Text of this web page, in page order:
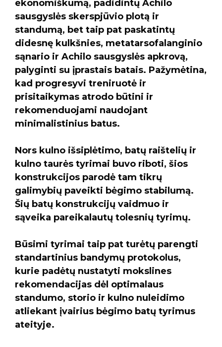
ekonomiškumą, padidintų Achilo
sausgyslės skerspjūvio plotą ir
standumą, bet taip pat paskatintų
didesnę kulkšnies, metatarsofalanginio
sąnario ir Achilo sausgyslės apkrovą,
palyginti su įprastais batais. Pažymėtina,
kad progresyvi treniruotė ir
prisitaikymas atrodo būtini ir
rekomenduojami naudojant
minimalistinius batus.
Nors kulno išsiplėtimo, batų raištelių ir
kulno taurės tyrimai buvo riboti, šios
konstrukcijos parodė tam tikrų
galimybių paveikti bėgimo stabilumą.
Šių batų konstrukcijų vaidmuo ir
sąveika pareikalautų tolesnių tyrimų.
Būsimi tyrimai taip pat turėtų parengti
standartinius bandymų protokolus,
kurie padėtų nustatyti mokslines
rekomendacijas dėl optimalaus
standumo, storio ir kulno nuleidimo
atliekant įvairius bėgimo batų tyrimus
ateityje.